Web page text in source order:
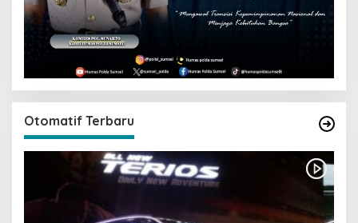
Otomatif Terbaru